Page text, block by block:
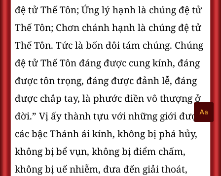
đệ tử Thế Tôn; Ứng lý hạnh là chúng đệ tử
Thế Tôn; Chơn chánh hạnh là chúng đệ tử
Thế Tôn. Tức là bốn đôi tám chúng. Chúng
đệ tử Thế Tôn đáng được cung kính, đáng
được tôn trọng, đáng được đảnh lễ, đáng
được chắp tay, là phước điền vô thượng ở
đời.” Vị ấy thành tựu với những giới được
các bậc Thánh ái kính, không bị phá hủy,
không bị bể vụn, không bị điểm chấm,
không bị uế nhiễm, đưa đến giải thoát,